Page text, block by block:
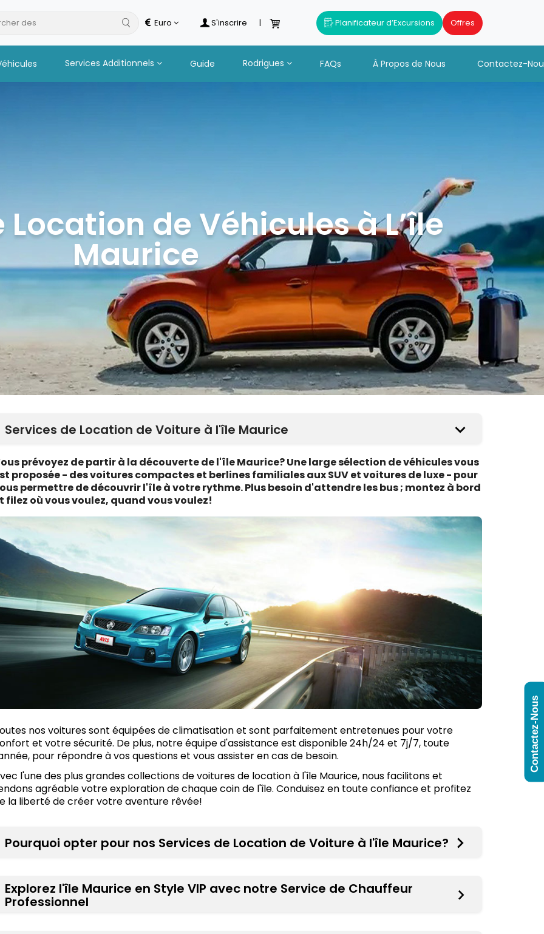
des Euro S'inscrire | Planificateur d’Excursions Offres
Services Additionnels Guide Rodrigues FAQs À Propos de Nous Contactez-
Location de Véhicules à L’île
Maurice
Services de Location de Voiture à l'île Maurice
prévoyez de partir à la découverte de l'île Maurice? Une large sélection de véhicules vous
proposée - des voitures compactes et berlines familiales aux SUV et voitures de luxe - pour
permettre de découvrir l'île à votre rythme. Plus besoin d'attendre les bus ; montez à bord
filez où vous voulez, quand vous voulez!
nos voitures sont équipées de climatisation et sont parfaitement entretenues pour votre
et votre sécurité. De plus, notre équipe d'assistance est disponible 24h/24 et 7j/7, toute
pour répondre à vos questions et vous assister en cas de besoin.
l'une des plus grandes collections de voitures de location à l'île Maurice, nous facilitons et
agréable votre exploration de chaque coin de l'île. Conduisez en toute confiance et profitez
la liberté de créer votre aventure rêvée!
Pourquoi opter pour nos Services de Location de Voiture à l'île Maurice?
Explorez l'île Maurice en Style VIP avec notre Service de Chauffeur
Professionnel
Contactez-Nous